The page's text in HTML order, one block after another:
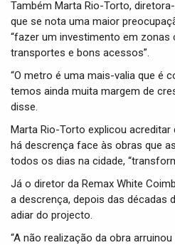
Também Marta Rio-Torto,
que se nota uma maior
“fazer um investimento em
transportes e bons acessos”.
“O metro é uma mais-valia que é
temos ainda muita margem de
disse.
Marta Rio-Torto explicou
há descrença face às obras que
todos os dias na cidade,
Já o diretor da Remax White
a descrença, depois das décadas
adiar do projecto.
“A não realização da obra